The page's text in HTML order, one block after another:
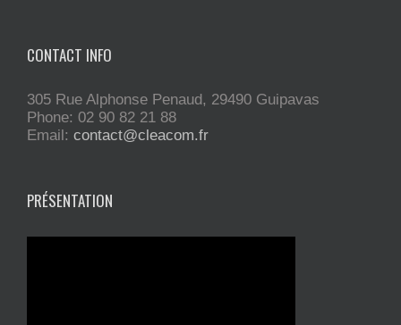
CONTACT INFO
305 Rue Alphonse Penaud, 29490 Guipavas
Phone: 02 90 82 21 88
Email: contact@cleacom.fr
PRÉSENTATION